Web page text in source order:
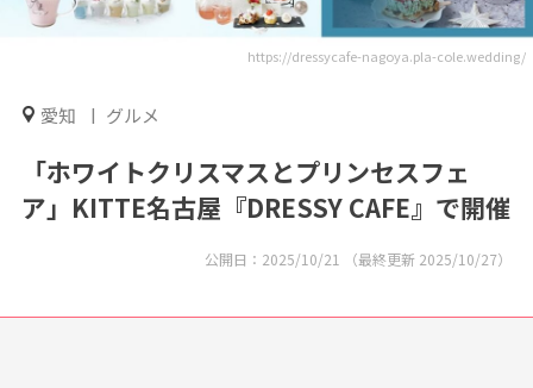
https://dressycafe-nagoya.pla-cole.wedding/
愛知 グルメ
「ホワイトクリスマスとプリンセスフェ
ア」KITTE名古屋『DRESSY CAFE』で開催
公開日： 2025/10/21 （最終更新 2025/10/27）